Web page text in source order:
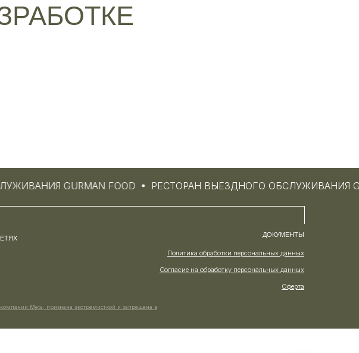
GURMAN FOOD РЕСТОРАН ВЫЕЗДНОГО ОБСЛУЖИВАНИЯ
Meta, признана экстремисткой и запрещена в
ДОКУМЕНТЫ
Политика обработки персональных данных
Согласие на обработку персональных данных
Оферта